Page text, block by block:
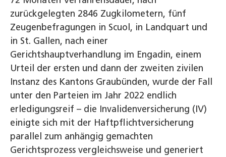
zurückgelegten 2846 Zugkilometern, fünf
Zeugenbefragungen in Scuol, in Landquart und
in St. Gallen, nach einer
Gerichtshauptverhandlung im Engadin, einem
Urteil der ersten und dann der zweiten zivilen
Instanz des Kantons Graubünden, wurde der Fall
unter den Parteien im Jahr 2022 endlich
erledigungsreif – die Invalidenversicherung (IV)
einigte sich mit der Haftpflichtversicherung
parallel zum anhängig gemachten
Gerichtsprozess vergleichsweise und generiert